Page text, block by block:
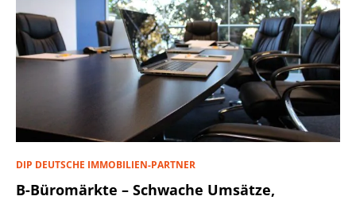
DIP DEUTSCHE IMMOBILIEN-PARTNER
B-Büromärkte – Schwache Umsätze,